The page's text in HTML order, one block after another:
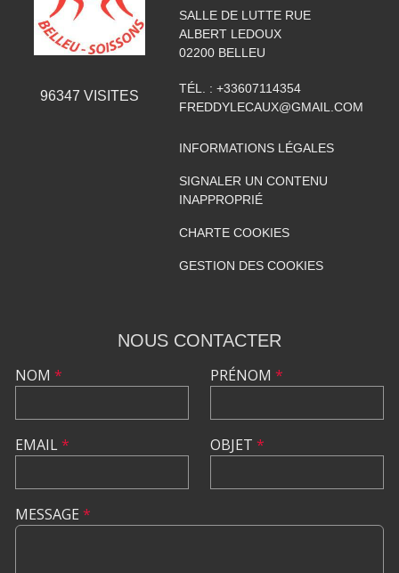
96347 VISITES
SALLE DE LUTTE RUE
ALBERT LEDOUX
02200 BELLEU
TÉL. : +33607114354
FREDDYLECAUX@GMAIL.COM
INFORMATIONS LÉGALES
SIGNALER UN CONTENU
INAPPROPRIÉ
CHARTE COOKIES
GESTION DES COOKIES
NOUS CONTACTER
NOM *
EMAIL*
PRÉNOM *
OBJET *
MESSAGE *